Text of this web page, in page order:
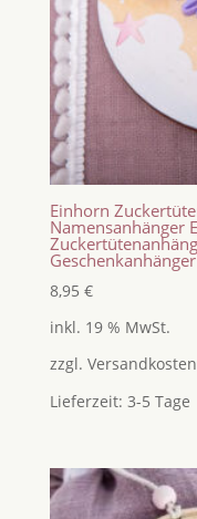
Einhorn
Namensanhänger
Geschenkanhänger
8,95 €
inkl. 19 % MwSt.
zzgl. Versandkosten
Lieferzeit: 3-5 Tage